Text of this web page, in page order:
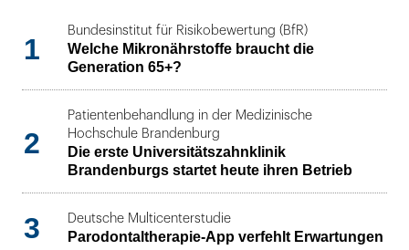
1
Bundesinstitut für Risikobewertung (BfR)
Welche Mikronährstoffe braucht die
Generation 65+?
2
Patientenbehandlung in der Medizinische
Hochschule Brandenburg
Die erste Universitätszahnklinik
Brandenburgs startet heute ihren Betrieb
3 Deutsche Multicenterstudie
Parodontaltherapie-App verfehlt Erwartungen